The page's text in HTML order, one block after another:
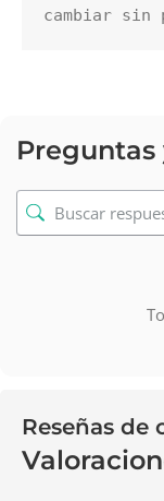
cambiar sin
Preguntas
Reseñas de